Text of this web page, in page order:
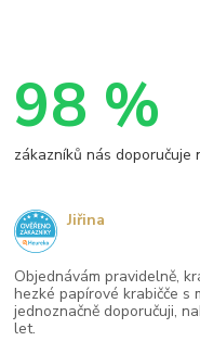
98 %
zákazníků nás
Objednávám pravidelně,
hezké papírové krabičče s
jednoznačně doporučuji,
let.
Jiřina